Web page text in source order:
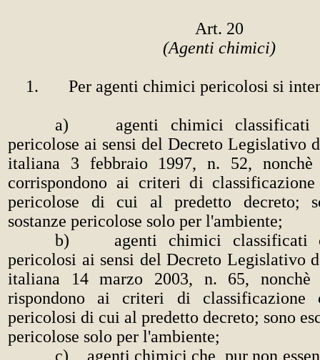
Art. 20
(Agenti chimici)
1. Per agenti chimici pericolosi si
a) agenti chimici classificati
pericolose ai sensi del Decreto Legislativo
italiana 3 febbraio 1997, n. 52,
corrispondono ai criteri di classificazione
pericolose di cui al predetto decreto;
sostanze pericolose solo per l'ambiente;
b) agenti chimici classificati
pericolosi ai sensi del Decreto Legislativo
italiana 14 marzo 2003, n. 65,
rispondono ai criteri di classificazione
pericolosi di cui al predetto decreto; sono
pericolose solo per l'ambiente;
c) agenti chimici che, pur non